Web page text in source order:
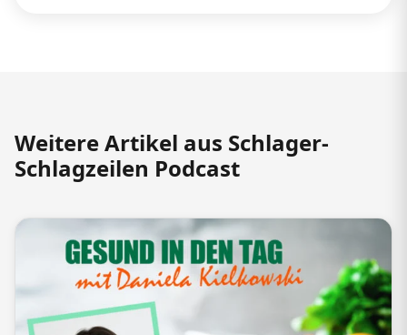
Weitere Artikel aus Schlager-
Schlagzeilen Podcast